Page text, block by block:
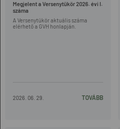
Megjelent a Versenytükör 2026. évi I.
száma
A Versenytükör aktuális száma
elérhető a GVH honlapján.
2026. 06. 29. TOVÁBB